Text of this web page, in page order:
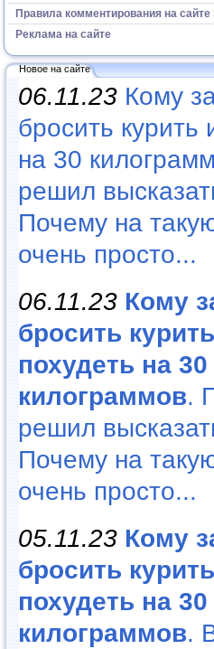
Правила комментирования на сайте
Реклама на сайте
Новое на сайте
06.11.23 Кому
бросить курить
на 30
решил
Почему на
очень просто...
06.11.23 Кому
бросить
похудеть на 30
килограммов.
решил
Почему на
очень просто...
05.11.23 Кому
бросить
похудеть на 30
килограммов.